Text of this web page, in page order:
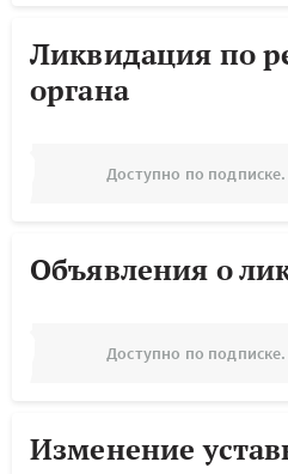
Ликвидация по
органа
Доступно по подписке.
Объявления о
Доступно по подписке.
Изменение